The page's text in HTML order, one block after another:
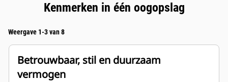
Kenmerken in één oogopslag
Weergave 1-3 van 8
Betrouwbaar, stil en duurzaam
vermogen